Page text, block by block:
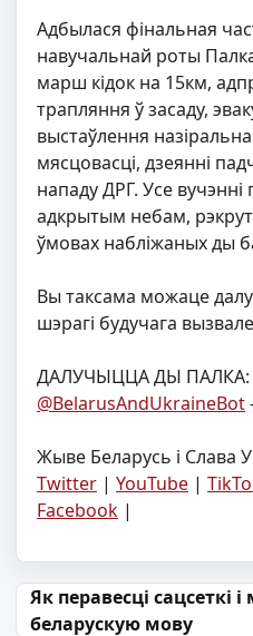
Адбылася фінальная
навучальнай роты
марш кідок на 15км,
трапляння ў засаду,
выстаўлення
мясцовасці, дзеянні
нападу ДРГ. Усе вучэнні
адкрытым небам,
ўмовах набліжаных ды
Вы таксама можаце
шэрагі будучага
ДАЛУЧЫЦЦА ДЫ ПАЛКА:
@BelarusAndUkraineBot
Жыве Беларусь і Слава
Twitter | YouTube |
Facebook |
Навігацыя па
Як перавесці сацсеткі
беларускую мову